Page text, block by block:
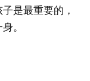
是最重要的，
。